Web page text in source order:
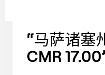
“马萨诸塞
CMR